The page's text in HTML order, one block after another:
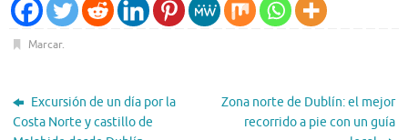
Marcar.
Excursión de un día por la
Costa Norte y castillo de
Zona norte de Dublín: el mejor
recorrido a pie con un guía